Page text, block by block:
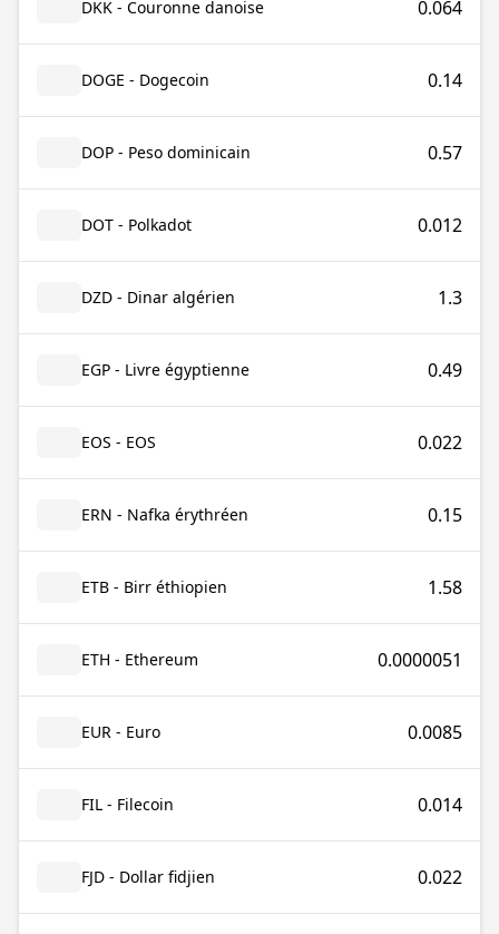
DKK - Couronne danoise 0.064
DOGE - Dogecoin 0.14
DOP - Peso dominicain 0.57
DOT - Polkadot 0.012
DZD - Dinar algérien 1.3
EGP - Livre égyptienne 0.49
EOS - EOS 0.022
ERN - Nafka érythréen 0.15
ETB - Birr éthiopien 1.58
ETH - Ethereum 0.0000051
EUR - Euro 0.0085
FIL - Filecoin 0.014
FJD - Dollar fidjien 0.022